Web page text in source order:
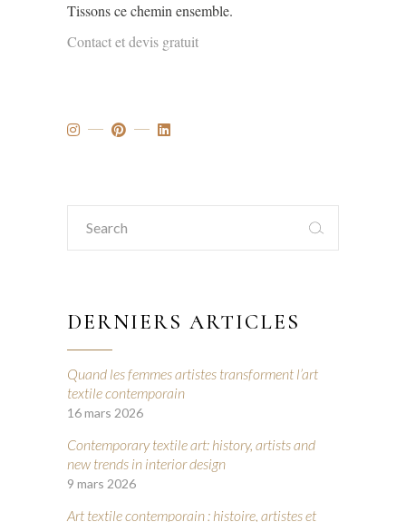
Tissons ce chemin ensemble.
Contact et devis gratuit
Search
for:
DERNIERS ARTICLES
Quand les femmes artistes transforment l’art
textile contemporain
16 mars 2026
Contemporary textile art: history, artists and
new trends in interior design
9 mars 2026
Art textile contemporain : histoire, artistes et